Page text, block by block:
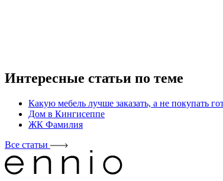
Интересные статьи по теме
Какую мебель лучше заказать, а не покупать
Дом в Кингисеппе
ЖК Фамилия
Все статьи